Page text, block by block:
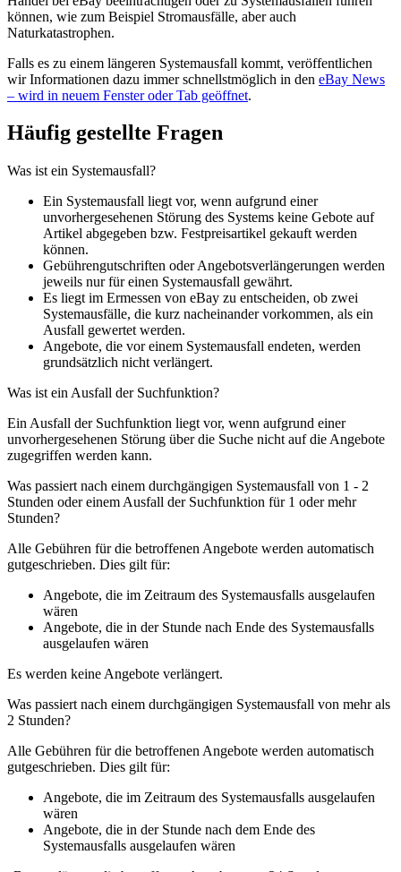
können, wie zum Beispiel Stromausfälle, aber auch
Naturkatastrophen.
Falls es zu einem längeren Systemausfall kommt, veröffentlichen
wir Informationen dazu immer schnellstmöglich in den eBay News
– wird in neuem Fenster oder Tab geöffnet.
Häufig gestellte Fragen
Was ist ein Systemausfall?
Ein Systemausfall liegt vor, wenn aufgrund einer
unvorhergesehenen Störung des Systems keine Gebote auf
Artikel abgegeben bzw. Festpreisartikel gekauft werden
können.
Gebührengutschriften oder Angebotsverlängerungen werden
jeweils nur für einen Systemausfall gewährt.
Es liegt im Ermessen von eBay zu entscheiden, ob zwei
Systemausfälle, die kurz nacheinander vorkommen, als ein
Ausfall gewertet werden.
Angebote, die vor einem Systemausfall endeten, werden
grundsätzlich nicht verlängert.
Was ist ein Ausfall der Suchfunktion?
Ein Ausfall der Suchfunktion liegt vor, wenn aufgrund einer
unvorhergesehenen Störung über die Suche nicht auf die Angebote
zugegriffen werden kann.
Was passiert nach einem durchgängigen Systemausfall von 1 - 2
Stunden oder einem Ausfall der Suchfunktion für 1 oder mehr
Stunden?
Alle Gebühren für die betroffenen Angebote werden automatisch
gutgeschrieben. Dies gilt für:
Angebote, die im Zeitraum des Systemausfalls ausgelaufen
wären
Angebote, die in der Stunde nach Ende des Systemausfalls
ausgelaufen wären
Es werden keine Angebote verlängert.
Was passiert nach einem durchgängigen Systemausfall von mehr als
2 Stunden?
Alle Gebühren für die betroffenen Angebote werden automatisch
gutgeschrieben. Dies gilt für:
Angebote, die im Zeitraum des Systemausfalls ausgelaufen
wären
Angebote, die in der Stunde nach dem Ende des
Systemausfalls ausgelaufen wären